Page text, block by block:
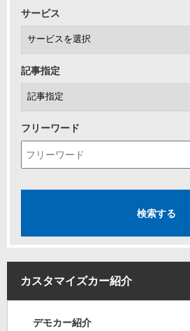
サービス
記事指定
フリーワード
カスタマイズカー紹介
デモカー紹介